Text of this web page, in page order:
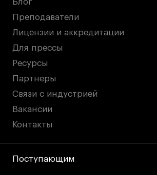
Преподаватели
Лицензии и аккредитации
Для прессы
Ресурсы
Партнеры
Связи с индустрией
Вакансии
Контакты
Поступающим